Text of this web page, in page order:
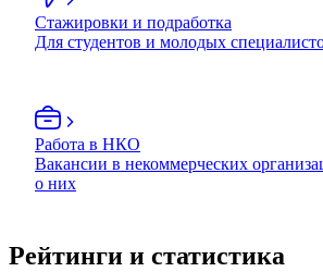
Стажировки и подработка
Для студентов и молодых
Работа в НКО
Вакансии в некоммерческих
о них
Рейтинги и статистика